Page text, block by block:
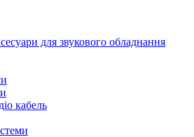
для звукового обладнання
кабель